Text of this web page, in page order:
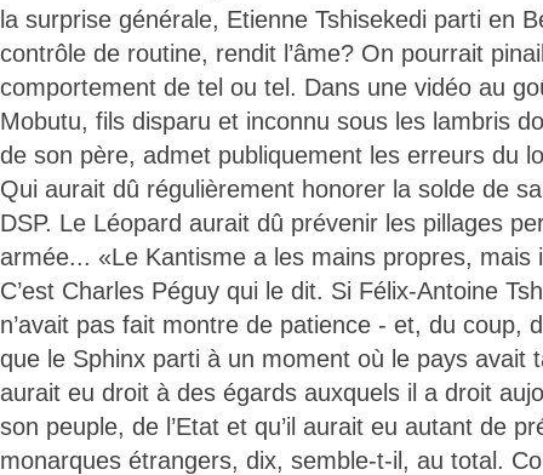
la surprise générale, Etienne Tshisekedi parti en
contrôle de routine, rendit l’âme? On pourrait
comportement de tel ou tel. Dans une vidéo au
Mobutu, fils disparu et inconnu sous les lambris
de son père, admet publiquement les erreurs du
Qui aurait dû régulièrement honorer la solde de
DSP. Le Léopard aurait dû prévenir les pillages
armée... «Le Kantisme a les mains propres, mais
C’est Charles Péguy qui le dit. Si Félix-Antoine
n’avait pas fait montre de patience - et, du coup,
que le Sphinx parti à un moment où le pays avait
aurait eu droit à des égards auxquels il a droit
son peuple, de l’Etat et qu’il aurait eu autant de
monarques étrangers, dix, semble-t-il, au total.